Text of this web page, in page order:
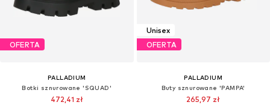
OFERTA
PALLADIUM
Botki sznurowane 'SQUAD'
472,41 zł
Unisex
OFERTA
PALLADIUM
Buty sznurowane 'PAMPA'
265,97 zł